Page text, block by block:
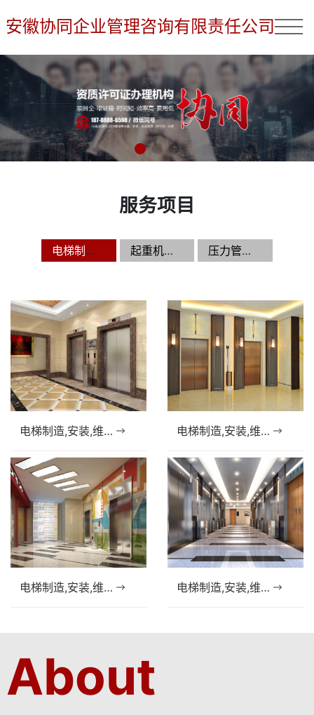
安徽协同企业管理咨询有限责任公司
服务项目
电梯制造,安装,维修资质（许可证）办理 起重机制造,安装,维修资质（许可证）办理 压力管道制造,安装,维修资质（许可证）办理
电梯制造,安装,维修资质（许可证）办理 电梯制造,安装,维修资质（许可证）办理
电梯制造,安装,维修资质（许可证）办理 电梯制造,安装,维修资质（许可证）办理
起重机制造,安装,维修资质（许可证）办理
压力管道制造,安装,维修资质（许可证）办理
About